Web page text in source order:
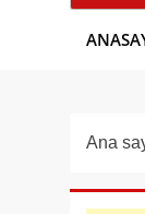
Ana